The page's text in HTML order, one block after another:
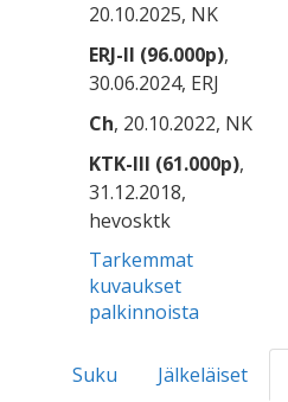
20.10.2025, NK
ERJ-II (96.000p),
30.06.2024, ERJ
Ch, 20.10.2022, NK
KTK-III (61.000p),
31.12.2018,
hevosktk
Tarkemmat
kuvaukset
palkinnoista
Suku Jälkeläiset